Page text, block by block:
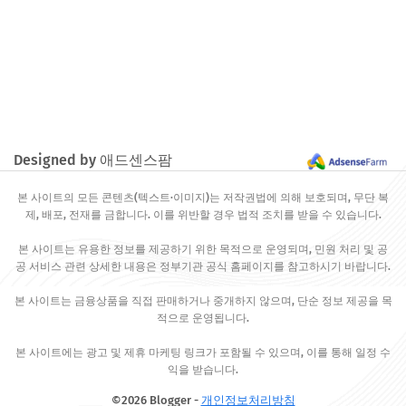
Designed by 애드센스팜
본 사이트의 모든 콘텐츠(텍스트·이미지)는 저작권법에 의해 보호되며, 무단 복
제, 배포, 전재를 금합니다. 이를 위반할 경우 법적 조치를 받을 수 있습니다.
본 사이트는 유용한 정보를 제공하기 위한 목적으로 운영되며, 민원 처리 및 공
공 서비스 관련 상세한 내용은 정부기관 공식 홈페이지를 참고하시기 바랍니다.
본 사이트는 금융상품을 직접 판매하거나 중개하지 않으며, 단순 정보 제공을 목
적으로 운영됩니다.
본 사이트에는 광고 및 제휴 마케팅 링크가 포함될 수 있으며, 이를 통해 일정 수
익을 받습니다.
©2026 Blogger - 개인정보처리방침